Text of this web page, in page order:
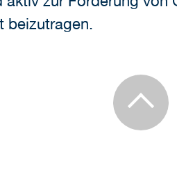
beizutragen.